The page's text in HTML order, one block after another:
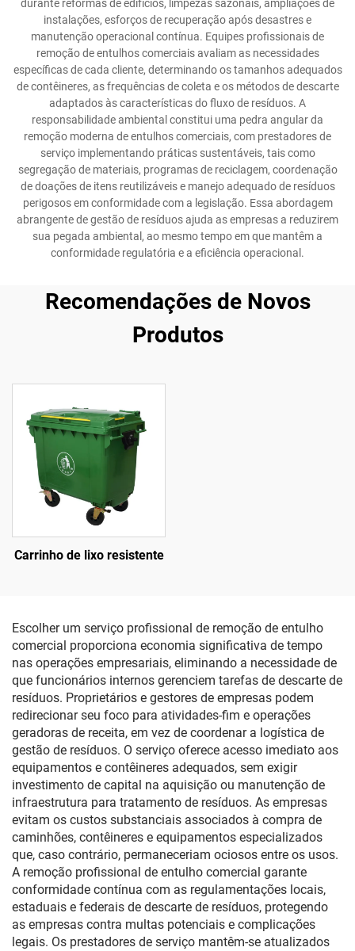
durante reformas de edifícios, limpezas sazonais, ampliações de
instalações, esforços de recuperação após desastres e
manutenção operacional contínua. Equipes profissionais de
remoção de entulhos comerciais avaliam as necessidades
específicas de cada cliente, determinando os tamanhos adequados
de contêineres, as frequências de coleta e os métodos de descarte
adaptados às características do fluxo de resíduos. A
responsabilidade ambiental constitui uma pedra angular da
remoção moderna de entulhos comerciais, com prestadores de
serviço implementando práticas sustentáveis, tais como
segregação de materiais, programas de reciclagem, coordenação
de doações de itens reutilizáveis e manejo adequado de resíduos
perigosos em conformidade com a legislação. Essa abordagem
abrangente de gestão de resíduos ajuda as empresas a reduzirem
sua pegada ambiental, ao mesmo tempo em que mantêm a
conformidade regulatória e a eficiência operacional.
Recomendações de Novos
Produtos
Carrinho de lixo resistente
Escolher um serviço profissional de remoção de entulho
comercial proporciona economia significativa de tempo
nas operações empresariais, eliminando a necessidade de
que funcionários internos gerenciem tarefas de descarte de
resíduos. Proprietários e gestores de empresas podem
redirecionar seu foco para atividades-fim e operações
geradoras de receita, em vez de coordenar a logística de
gestão de resíduos. O serviço oferece acesso imediato aos
equipamentos e contêineres adequados, sem exigir
investimento de capital na aquisição ou manutenção de
infraestrutura para tratamento de resíduos. As empresas
evitam os custos substanciais associados à compra de
caminhões, contêineres e equipamentos especializados
que, caso contrário, permaneceriam ociosos entre os usos.
A remoção profissional de entulho comercial garante
conformidade contínua com as regulamentações locais,
estaduais e federais de descarte de resíduos, protegendo
as empresas contra multas potenciais e complicações
legais. Os prestadores de serviço mantêm-se atualizados